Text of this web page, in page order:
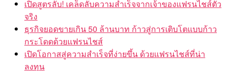
เปิดสูตรลับ! เคล็ดลับความสำเร็จจากเจ้าของแฟรนไชส์ตัว
จริง
ธุรกิจยอดขายเกิน 50 ล้านบาท ก้าวสู่การเติบโตแบบก้าว
กระโดดด้วยแฟรนไชส์
เปิดโอกาสสู่ความสำเร็จที่ง่ายขึ้น ด้วยแฟรนไชส์ที่น่า
ลงทุน